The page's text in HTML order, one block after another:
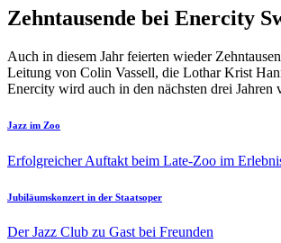
Zehntausende bei Enercity
Auch in diesem Jahr feierten wieder
Leitung von Colin Vassell, die Lothar Krist
Enercity wird auch in den nächsten drei
Jazz im Zoo
Erfolgreicher Auftakt beim Late-Zoo im
Jubiläumskonzert in der Staatsoper
Der Jazz Club zu Gast bei Freunden